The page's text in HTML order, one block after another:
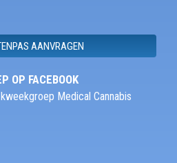
AANVRAGEN
OP FACEBOOK
Medical Cannabis